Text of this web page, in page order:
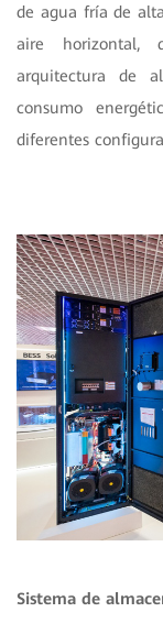
de agua fría de
aire horizontal,
arquitectura de
consumo
diferentes
Sistema de